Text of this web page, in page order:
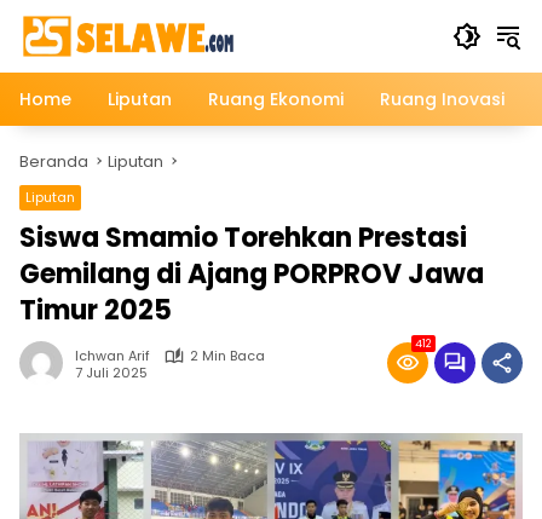
Langsung
konten
Home
Liputan Ruang Ekonomi Ruang Inovasi
Beranda Liputan
Liputan
Siswa Smamio Torehkan Prestasi
Gemilang di Ajang PORPROV Jawa
Timur 2025
Ichwan Arif
2 Min Baca
7 Juli 2025
412